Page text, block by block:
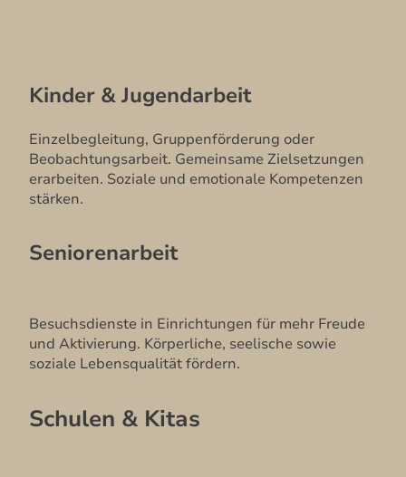
Kinder & Jugendarbeit
Einzelbegleitung, Gruppenförderung oder
Beobachtungsarbeit. Gemeinsame Zielsetzungen
erarbeiten. Soziale und emotionale Kompetenzen
stärken.
Seniorenarbeit
Besuchsdienste in Einrichtungen für mehr Freude
und Aktivierung. Körperliche, seelische sowie
soziale Lebensqualität fördern.
Schulen & Kitas